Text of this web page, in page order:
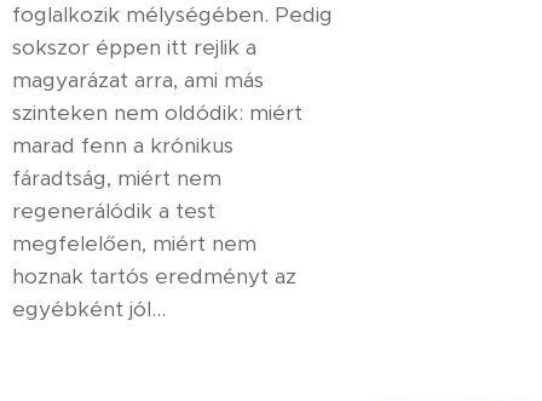
foglalkozik mélységében. Pedig
sokszor éppen itt rejlik a
magyarázat arra, ami más
szinteken nem oldódik: miért
marad fenn a krónikus
fáradtság, miért nem
regenerálódik a test
megfelelően, miért nem
hoznak tartós eredményt az
egyébként jól...